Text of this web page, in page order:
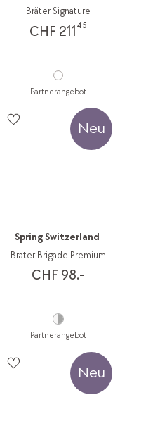
Bräter Signature
CHF 211 45
Partnerangebot
Neu
Spring Switzerland
Bräter Brigade Premium
CHF 98.-
Partnerangebot
Neu